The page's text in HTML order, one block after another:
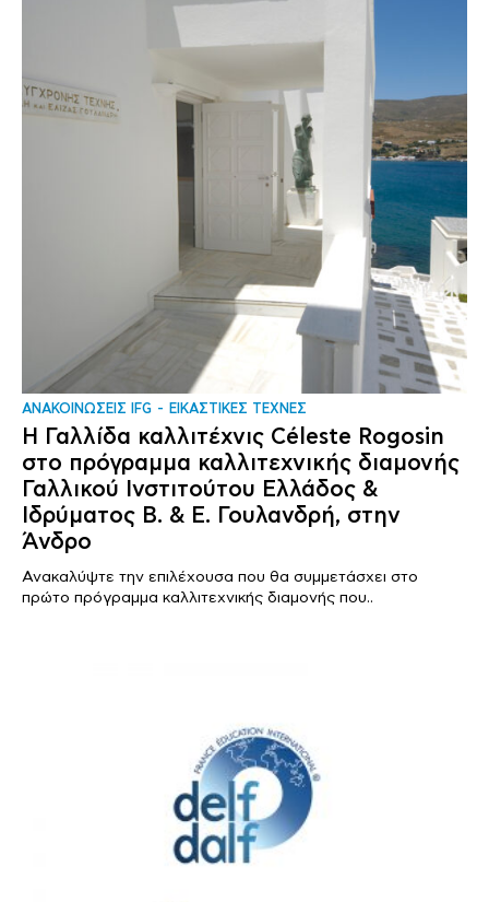
ΑΝΑΚΟΙΝΩΣΕΙΣ IFG ΕΙΚΑΣΤΙΚΕΣ ΤΕΧΝΕΣ
Η Γαλλίδα καλλιτέχνις Céleste Rogosin
στο πρόγραμμα καλλιτεχνικής διαμονής
Γαλλικού Ινστιτούτου Ελλάδος &
Ιδρύματος Β. & Ε. Γουλανδρή, στην
Άνδρο
Ανακαλύψτε την επιλέχουσα που θα συμμετάσχει στο
πρώτο πρόγραμμα καλλιτεχνικής διαμονής που..